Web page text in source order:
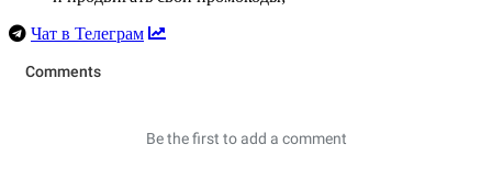
Чат в Телеграм